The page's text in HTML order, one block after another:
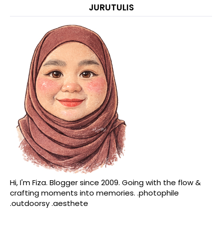
JURUTULIS
Hi, I'm Fiza. Blogger since 2009. Going with the flow &
crafting moments into memories. .photophile
.outdoorsy .aesthete